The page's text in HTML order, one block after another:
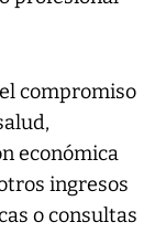
compromiso
económica
ingresos
o consultas